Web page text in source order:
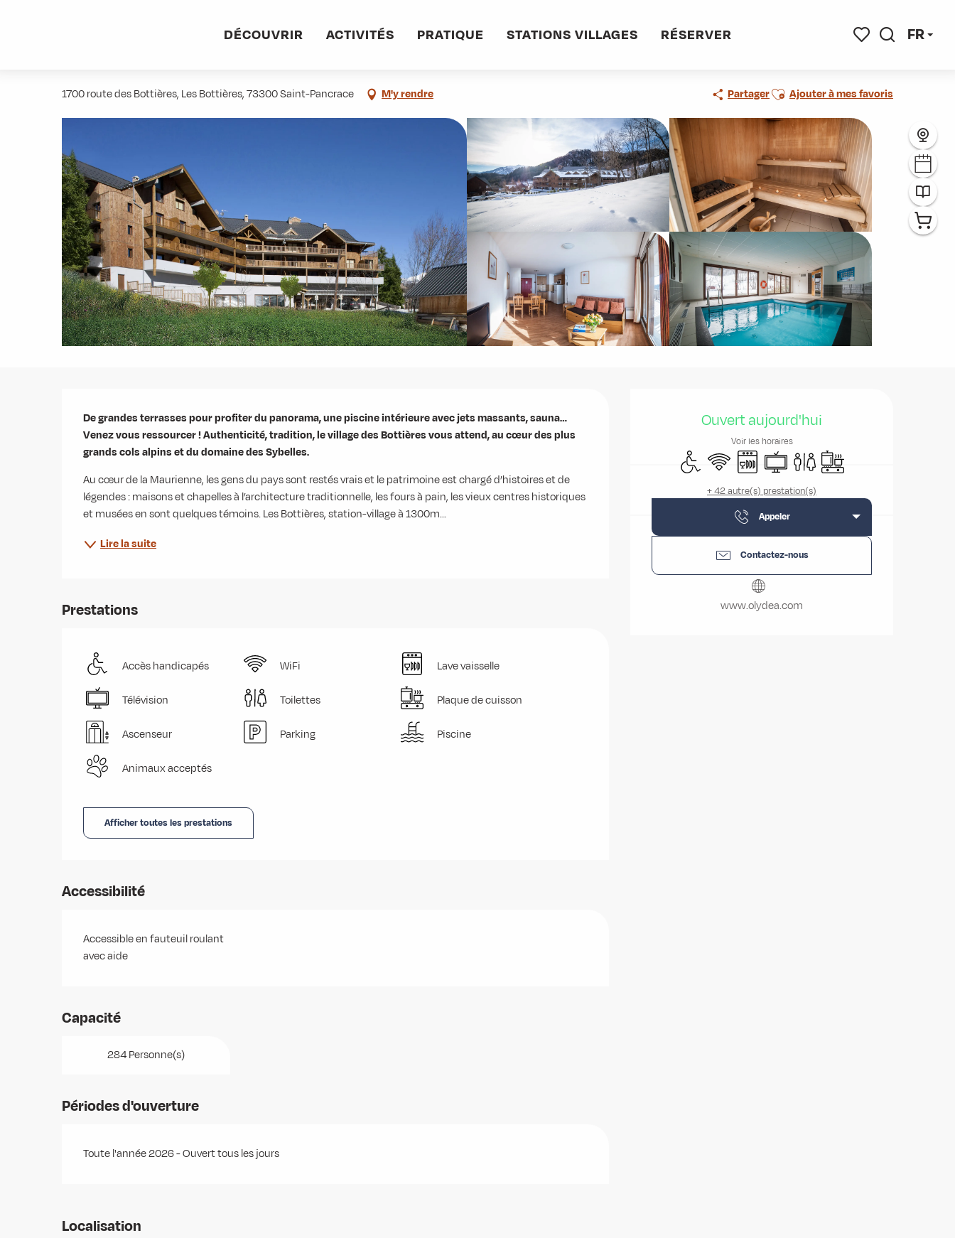
FR
DÉCOUVRIR ACTIVITÉS PRATIQUE STATIONS VILLAGES RÉSERVER
1700 route des Bottières, Les Bottières, 73300 Saint-Pancrace M'y rendre PartagerAjouter aux favoris
Ajouter à mes favoris
Ouverture et coordonnées
Ouvert aujourd'hui
Voir les horaires
Accès handicapés
WiFi Lave vaisselle
TélévisionToilettesPlaque de cuisson
+ 42 autre(s) prestation(s)
Appeler
Contactez-nous
www.olydea.com
Description
De grandes terrasses pour profiter du panorama, une piscine intérieure avec jets massants, sauna…
Venez vous ressourcer ! Authenticité, tradition, le village des Bottières vous attend, au cœur des plus
grands cols alpins et du domaine des Sybelles.
Au cœur de la Maurienne, les gens du pays sont restés vrais et le patrimoine est chargé d’histoires et de
légendes : maisons et chapelles à l’architecture traditionnelle, les fours à pain, les vieux centres historiques
et musées en sont quelques témoins. Les Bottières, station-village à 1300m...
Lire la suite
Prestations
Accès handicapés WiFi Lave vaisselle
Télévision Toilettes Plaque de cuisson
Ascenseur Parking Piscine
Animaux acceptés
Afficher toutes les prestations
Accessibilité
Accessible en fauteuil roulant
avec aide
Capacité
284 Personne(s)
Périodes d'ouverture
Toute l'année 2026 - Ouvert tous les jours
Localisation